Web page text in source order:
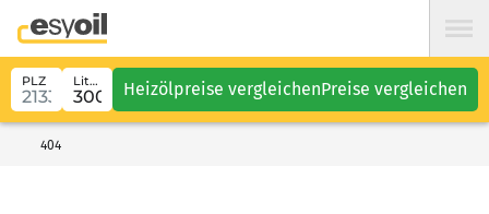
PLZ Liter Heizölpreise vergleichenPreise vergleichen
404